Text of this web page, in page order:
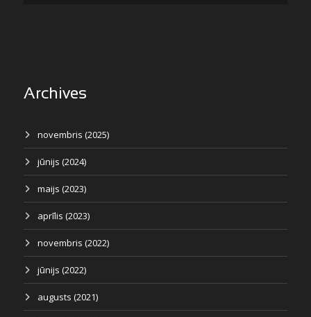
Archives
novembris (2025)
jūnijs (2024)
maijs (2023)
aprīlis (2023)
novembris (2022)
jūnijs (2022)
augusts (2021)